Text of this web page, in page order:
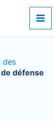
des
défense